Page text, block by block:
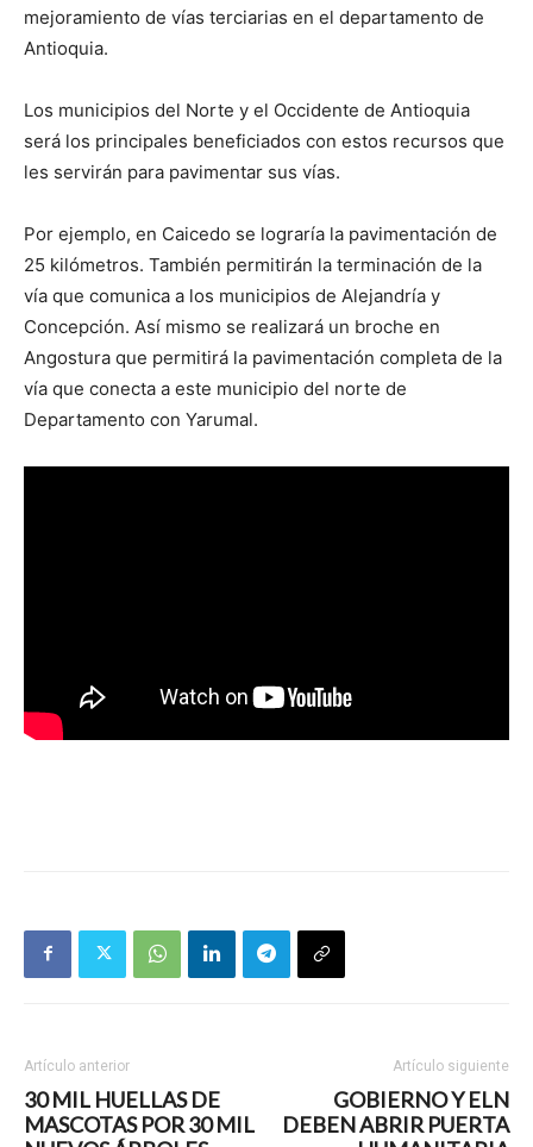
mejoramiento de vías terciarias en el departamento de
Antioquia.
Los municipios del Norte y el Occidente de Antioquia
será los principales beneficiados con estos recursos que
les servirán para pavimentar sus vías.
Por ejemplo, en Caicedo se lograría la pavimentación de
25 kilómetros. También permitirán la terminación de la
vía que comunica a los municipios de Alejandría y
Concepción. Así mismo se realizará un broche en
Angostura que permitirá la pavimentación completa de la
vía que conecta a este municipio del norte de
Departamento con Yarumal.
Artículo anterior
30 MIL HUELLAS DE
MASCOTAS POR 30 MIL
Artículo siguiente
GOBIERNO Y ELN
DEBEN ABRIR PUERTA